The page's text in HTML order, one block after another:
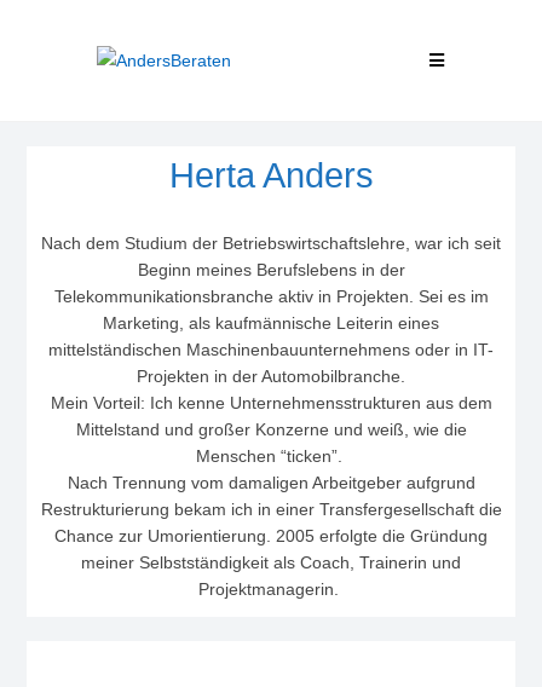
Herta Anders
Nach dem Studium der Betriebswirtschaftslehre, war ich seit
Beginn meines Berufslebens in der
Telekommunikationsbranche aktiv in Projekten. Sei es im
Marketing, als kaufmännische Leiterin eines
mittelständischen Maschinenbauunternehmens oder in IT-
Projekten in der Automobilbranche.
Mein Vorteil: Ich kenne Unternehmensstrukturen aus dem
Mittelstand und großer Konzerne und weiß, wie die
Menschen “ticken”.
Nach Trennung vom damaligen Arbeitgeber aufgrund
Restrukturierung bekam ich in einer Transfergesellschaft die
Chance zur Umorientierung. 2005 erfolgte die Gründung
meiner Selbstständigkeit als Coach, Trainerin und
Projektmanagerin.